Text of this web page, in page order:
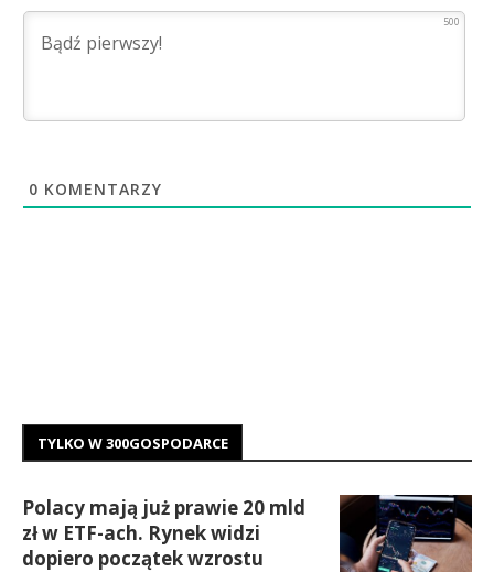
500
0 KOMENTARZY
TYLKO W 300GOSPODARCE
Polacy mają już prawie 20 mld
zł w ETF-ach. Rynek widzi
dopiero początek wzrostu